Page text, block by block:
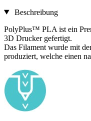
Beschreibung
PolyPlus™ PLA ist ein
3D Drucker gefertigt.
Das Filament wurde mit
produziert, welche einen